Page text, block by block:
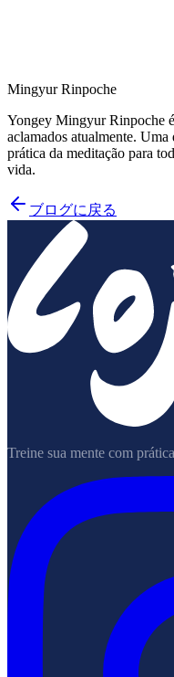
Mingyur Rinpoche
Yongey Mingyur Rinpoche
aclamados atualmente. Uma
prática da meditação para
vida.
ブログに戻る
Treine sua mente com